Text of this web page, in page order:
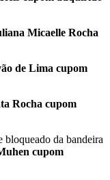
Micaelle Rocha
de Lima cupom
Rocha cupom
bloqueado da bandeira
cupom